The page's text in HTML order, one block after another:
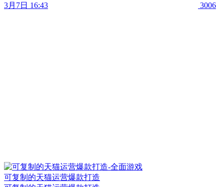
3月7日 16:43 3006
可复制的天猫运营爆款打造